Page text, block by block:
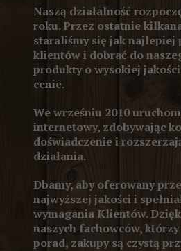
Naszą działalność
roku. Przez ostatnie
staraliśmy się jak najlepiej
klientów i dobrać do
produkty o wysokiej
cenie.
We wrześniu 2010
internetowy, zdobywając
doświadczenie i
działania.
Dbamy, aby oferowany
najwyższej jakości i
wymagania Klientów.
naszych fachowców,
porad, zakupy są czystą